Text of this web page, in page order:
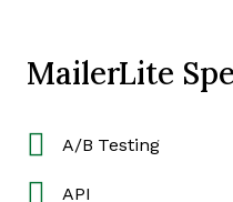
MailerLite
A/B Testing
API